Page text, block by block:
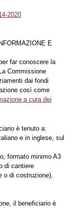
2020
E
far conoscere la
Commissione
dai fondi
così come
a cura dei
è tenuto a:
e in inglese, sul
formato minimo A3
di cantiere
o di costruzione),
il beneficiario è